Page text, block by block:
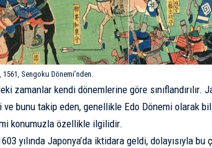
1561, Sengoku Dönemi’nden.
zamanlar kendi dönemlerine göre sınıflandırılır.
ve bunu takip eden, genellikle Edo Dönemi olarak
konumuzla özellikle ilgilidir.
yılında Japonya’da iktidara geldi, dolayısıyla bu